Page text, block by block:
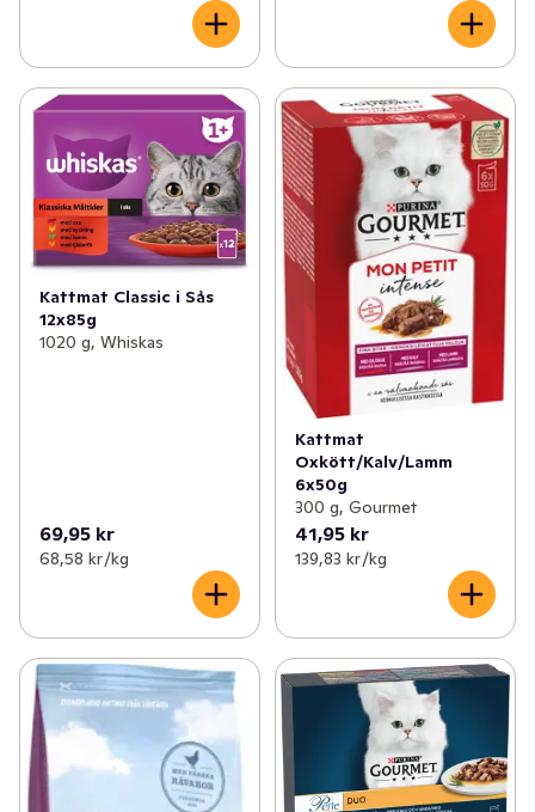
Kattmat Classic i Sås
12x85g
1020 g, Whiskas
69,95 kr
68,58 kr /kg
Kattmat
Oxkött/Kalv/Lamm
6x50g
300 g, Gourmet
41,95 kr
139,83 kr /kg